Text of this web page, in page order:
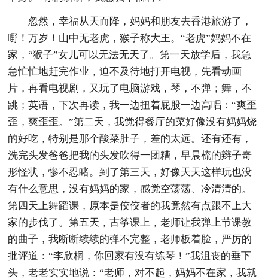
忽然，幸福从天而降，妈妈和朋友去香港旅游了，
嘢！万岁！山中无老虎，猴子称大王。“老虎”妈妈不在
家，“猴子”女儿可以无法无天了。第一天放学后，我急
急忙忙地赶完作业，迫不及待地打开电视，先看动画
片，再看电视剧，又玩了电脑游戏，琴，不弹；舞，不
跳；英语，下次再读，我一边扭着屁股一边高唱：“爽歪
歪，爽歪歪。”第二天，我觉得餐厅的菜好像没有妈妈烧
的好吃，特别是那个酸菜肚子，差的太远。还有还有，
洗完头发爸爸把我的头发吹得一团糟，早晨梳的辫子奇
形怪状，惨不忍睹。到了第三天，好像天天这样玩也没
有什么意思，没有妈妈的家，感觉空荡荡、冷清清的。
第四天上舞蹈课，原本是佼佼者的我竟然有点跟不上大
家的步伐了。第五天，古筝课上，老师让我弹上节课教
的曲子，我断断续续的弹不完整，老师板着脸，严厉的
批评道：“李欣桐，你回家有没有练琴！”我沮丧的垂下
头，老老实实地说：“老师，对不起，妈妈不在家，我就